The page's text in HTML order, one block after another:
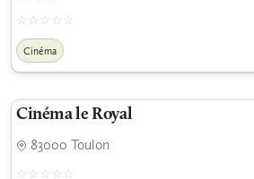
Cinéma
Cinéma le Royal
83000 Toulon